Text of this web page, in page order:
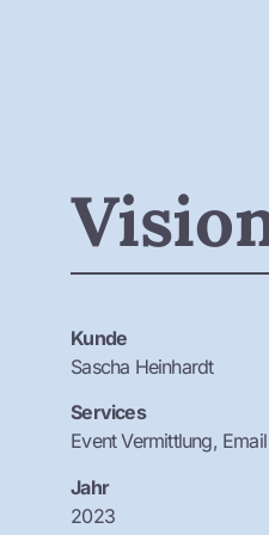
Kunde
Sascha Heinhardt
Services
Event Vermittlung,
Jahr
2023